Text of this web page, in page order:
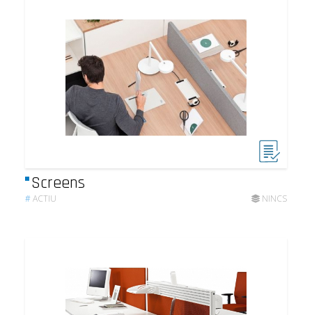
Screens
#ACTIU NINCS